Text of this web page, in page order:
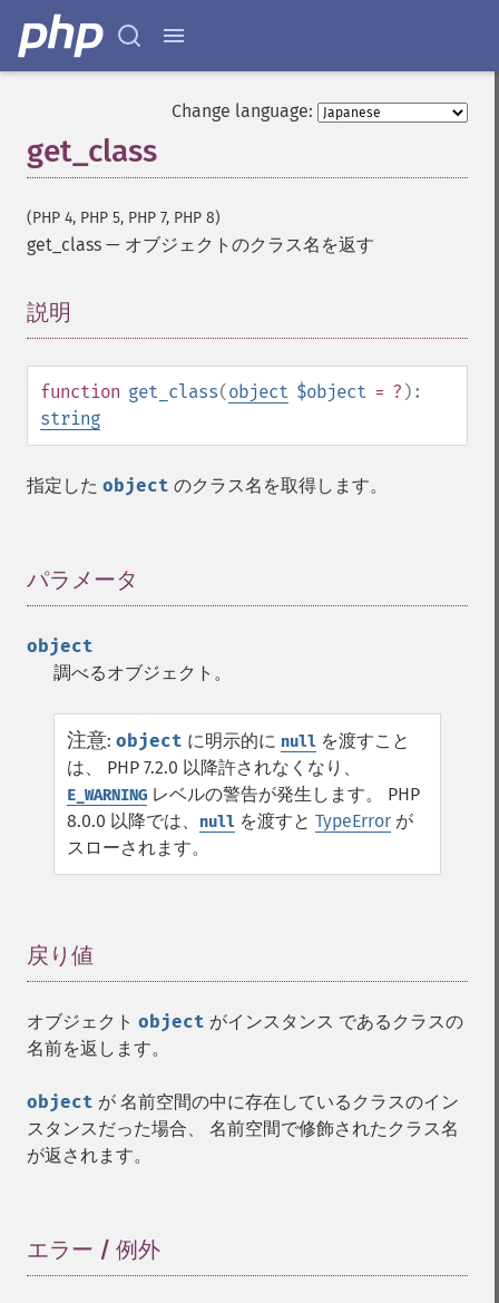
Change language:
get_class
(PHP 4, PHP 5, PHP 7, PHP 8)
get_class — オブジェクトのクラス名を返す
説明
function get_class(object $object = ? ):
string
指定した object のクラス名を取得します。
パラメータ
object
調べるオブジェクト。
注意: object に明示的に null を渡すこと
は、 PHP 7.2.0 以降許されなくなり、
E_WARNING レベルの警告が発生します。 PHP
8.0.0 以降では、
null を渡すと TypeError が
スローされます。
戻り値
オブジェクト object がインスタンス であるクラスの
名前を返します。
object が 名前空間の中に存在しているクラスのイン
スタンスだった場合、 名前空間で修飾されたクラス名
が返されます。
エラー / 例外